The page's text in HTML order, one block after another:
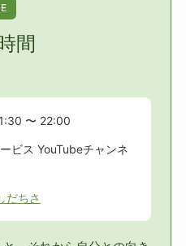
間
〜 22:00
ビス YouTubeチャンネ
だちさ